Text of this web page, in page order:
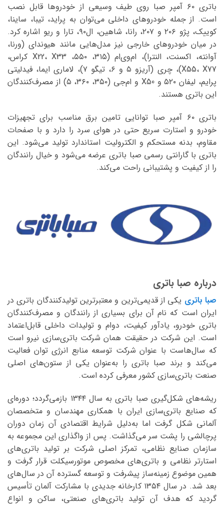
باتری ۶۰ آمپر صبا روی طیف وسیعی از خودروها قابل نصب
است. از جمله خودروهای داخلی می‌توان به پراید، تیبا، ساینا،
کوییک، پژو ۲۰۶ و ۲۰۷، رانا، شاهین، ال۹۰، تارا و ریو اشاره کرد.
در میان خودروهای خارجی نیز مدل‌هایی مانند هیوندای (ورنا،
آوانته، اکسنت، النترا)، ام‌وی‌ام (۳۱۵، ۵۵۰، X22، X33 کراس،
X55، X77)، چری (آریزو ۵ و ۶، تیگو ۷)، لاماری ایما، فیدلیتی
پرایم، لیفان ۵۲۰ و X50 و ام‌جی (۳۵۰، ۳۶۰، ۵) از مصرف‌کنندگان
این باتری هستند.
باتری ۶۰ آمپر صبا توانایی تامین برق مناسب برای تجهیزات
خودرو و استارت سریع حتی در هوای سرد را دارد و با صفحات
مقاوم، بدنه مستحکم و الکترولیت استاندارد تولید می‌شود. این
باتری با گارانتی رسمی صبا باتری عرضه می‌شود و خیال رانندگان
را از کیفیت و پشتیبانی راحت می‌کند.
درباره صبا باتری
صبا باتری یکی از قدیمی‌ترین و معتبرترین تولیدکنندگان باتری در
ایران است که نام آن برای بسیاری از رانندگان و مصرف‌کنندگان
باتری خودرو، یادآور کیفیت، دوام و تولیدات داخلی قابل‌اعتماد
است. این شرکت در حقیقت همان شرکت باتری‌سازی نیرو است
که سال‌هاست با عنوان شرکت توسعه منابع انرژی توان فعالیت
می‌کند و برند صبا باتری را به‌عنوان یکی از ستون‌های اصلی
صنعت باتری‌سازی کشور معرفی کرده است.
ریشه‌های شکل‌گیری صبا باتری به سال ۱۳۴۴ بازمی‌گردد؛ دوره‌ای
که صنایع باتری‌سازی ایران با همکاری مهندسان و متخصصان
آلمانی شکل گرفت اما به‌دلیل شرایط اقتصادی آن زمان دوران
پرچالشی را پشت سر می‌گذاشت. پس از واگذاری این مجموعه به
سازمان صنایع نظامی، تمرکز اصلی شرکت بر تولید باتری‌های
استارتر نظامی و باتری‌های مخصوص موتورسیکلت قرار گرفت و
همین موضوع زمینه‌ساز پیشرفت و توسعه گسترده آن در سال‌های
بعد شد. در سال ۱۳۵۴ کارخانه جدیدی با مشارکت آلمان تأسیس
گردید که هدف آن تولید باتری‌های صنعتی، ساکن و انواع